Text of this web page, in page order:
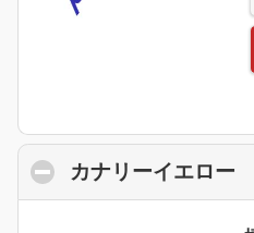
カナリーイエロ